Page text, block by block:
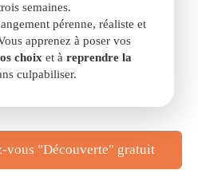
semaines.
pérenne, réaliste et
apprenez à poser vos
choix et à reprendre la
culpabiliser.
vous "Découverte" gratuit